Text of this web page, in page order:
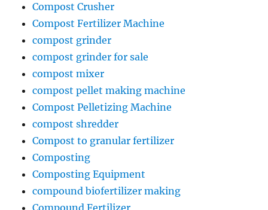
Compost Crusher
Compost Fertilizer Machine
compost grinder
compost grinder for sale
compost mixer
compost pellet making machine
Compost Pelletizing Machine
compost shredder
Compost to granular fertilizer
Composting
Composting Equipment
compound biofertilizer making